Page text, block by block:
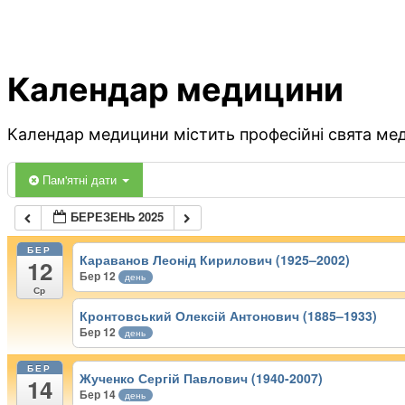
Календар медицини
Календар медицини містить професійні свята
Пам'ятні дати
БЕРЕЗЕНЬ 2025
БЕР
12
Ср
Караванов Леонід Кирилович (1925–2002)
Бер 12 день
Кронтовський Олексій Антонович (1885–1933)
Бер 12 день
БЕР
14 Жученко Сергій Павлович (1940-2007)
Бер 14 день